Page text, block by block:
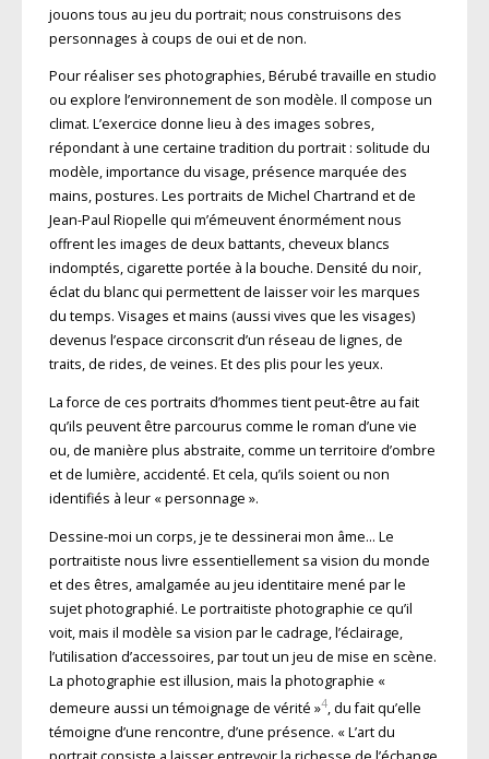
jouons tous au jeu du portrait; nous construisons des
personnages à coups de oui et de non.
Pour réaliser ses photographies, Bérubé travaille en studio
ou explore l’environnement de son modèle. Il compose un
climat. L’exercice donne lieu à des images sobres,
répondant à une certaine tradition du portrait : solitude du
modèle, importance du visage, présence marquée des
mains, postures. Les portraits de Michel Chartrand et de
Jean-Paul Riopelle qui m’émeuvent énormément nous
offrent les images de deux battants, cheveux blancs
indomptés, cigarette portée à la bouche. Densité du noir,
éclat du blanc qui permettent de laisser voir les marques
du temps. Visages et mains (aussi vives que les visages)
devenus l’espace circonscrit d’un réseau de lignes, de
traits, de rides, de veines. Et des plis pour les yeux.
La force de ces portraits d’hommes tient peut-être au fait
qu’ils peuvent être parcourus comme le roman d’une vie
ou, de manière plus abstraite, comme un territoire d’ombre
et de lumière, accidenté. Et cela, qu’ils soient ou non
identifiés à leur « personnage ».
Dessine-moi un corps, je te dessinerai mon âme… Le
portraitiste nous livre essentiellement sa vision du monde
et des êtres, amalgamée au jeu identitaire mené par le
sujet photographié. Le portraitiste photographie ce qu’il
voit, mais il modèle sa vision par le cadrage, l’éclairage,
l’utilisation d’accessoires, par tout un jeu de mise en scène.
La photographie est illusion, mais la photographie «
demeure aussi un témoignage de vérité »4, du fait qu’elle
témoigne d’une rencontre, d’une présence. « L’art du